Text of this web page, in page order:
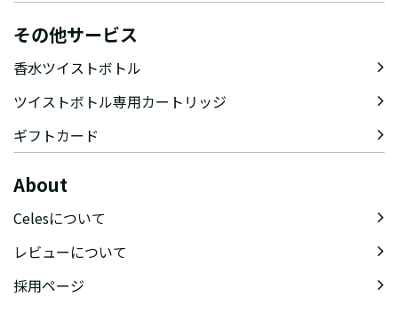
その他サービス
香水ツイストボトル
ツイストボトル専用カートリッジ
ギフトカード
About
Celesについて
レビューについて
採用ページ